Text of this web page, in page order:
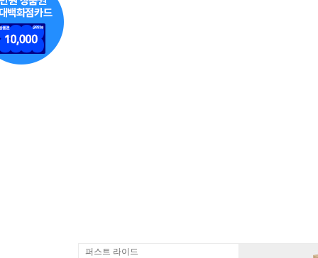
퍼스트 라이드